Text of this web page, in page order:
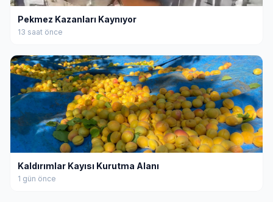
Pekmez Kazanları Kaynıyor
13 saat önce
Kaldırımlar Kayısı Kurutma Alanı
1 gün önce